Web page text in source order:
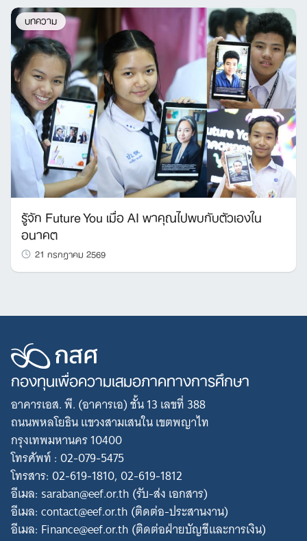
บทความ
รู้จัก Future You เมื่อ AI พาคุณไปพบกับตัวเองใน
อนาคต
21 กรกฎาคม 2569
กองทุนเพื่อความเสมอภาคทางการศึกษา
อาคารเอส. พี. (อาคารเอ) ชั้น 13 เลขที่ 388
ถนนพหลโยธิน แขวงสามเสนใน เขตพญาไท
กรุงเทพมหานคร 10400
โทรศัพท์ : 02-079-5475
โทรสาร: 02-619-1810, 02-619-1812
อีเมล: saraban@eef.or.th (รับ-ส่ง เอกสาร)
อีเมล: contact@eef.or.th (ติดต่อ-ประสานงาน)
อีเมล: Finance@eef.or.th (ติดต่อฝ่ายบัญชีและการเงิน)